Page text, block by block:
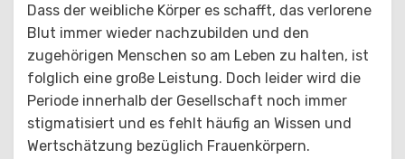
Dass der weibliche Körper es schafft, das verlorene
Blut immer wieder nachzubilden und den
zugehörigen Menschen so am Leben zu halten, ist
folglich eine große Leistung. Doch leider wird die
Periode innerhalb der Gesellschaft noch immer
stigmatisiert und es fehlt häufig an Wissen und
Wertschätzung bezüglich Frauenkörpern.